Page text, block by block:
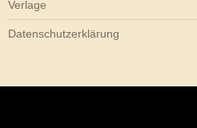
Verlage
Datenschutzerklärung